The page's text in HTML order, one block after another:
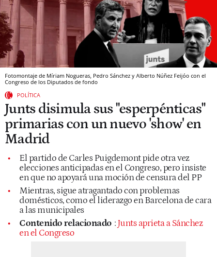
Fotomontaje de Míriam Nogueras, Pedro Sánchez y Alberto Núñez Feijóo con el
Congreso de los Diputados de fondo
POLÍTICA
Junts disimula sus "esperpénticas"
primarias con un nuevo 'show' en
Madrid
El partido de Carles Puigdemont pide otra vez
elecciones anticipadas en el Congreso, pero insiste
en que no apoyará una moción de censura del PP
Mientras, sigue atragantado con problemas
domésticos, como el liderazgo en Barcelona de cara
a las municipales
Contenido relacionado : Junts aprieta a Sánchez
en el Congreso